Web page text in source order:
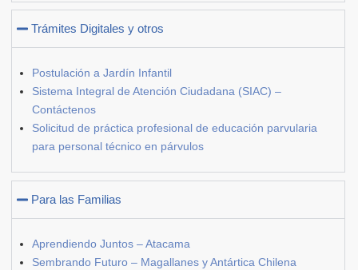
Trámites Digitales y otros
Postulación a Jardín Infantil
Sistema Integral de Atención Ciudadana (SIAC) –
Contáctenos
Solicitud de práctica profesional de educación parvularia
para personal técnico en párvulos
Para las Familias
Aprendiendo Juntos – Atacama
Sembrando Futuro – Magallanes y Antártica Chilena